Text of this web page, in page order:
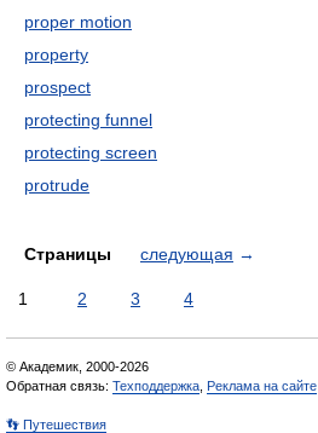
proper motion
property
prospect
protecting funnel
protecting screen
protrude
Страницы следующая →
1 2 3 4
© Академик, 2000-2026
Обратная связь: Техподдержка Реклама на сайте
👣 Путешествия